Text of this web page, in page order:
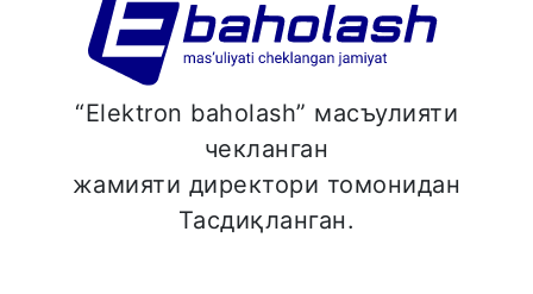
“Elektron baholash” масъулияти
чекланган
жамияти директори томонидан
Тасдиқланган.